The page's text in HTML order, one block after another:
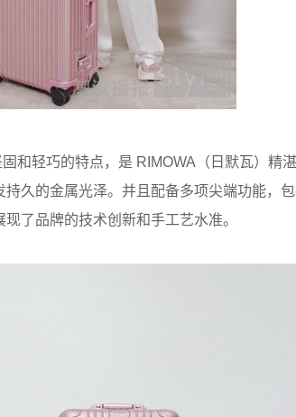
和轻巧的特点，是 RIMOWA（日默瓦）精
久的金属光泽。并且配备多项尖端功能，
了品牌的技术创新和手工艺水准。